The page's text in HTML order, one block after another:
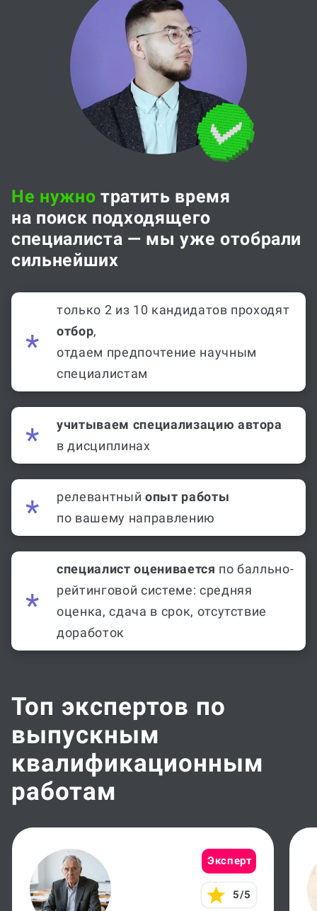
Не нужно тратить время
на поиск подходящего
специалиста — мы уже отобрали
сильнейших
только 2 из 10 кандидатов проходят
отбор,
отдаем предпочтение научным
специалистам
учитываем специализацию автора
в дисциплинах
релевантный опыт работы
по вашему направлению
специалист оценивается по балльно-
рейтинговой системе: средняя
оценка, сдача в срок, отсутствие
доработок
Топ экспертов по
выпускным
квалификационным
работам
Эксперт
5/5